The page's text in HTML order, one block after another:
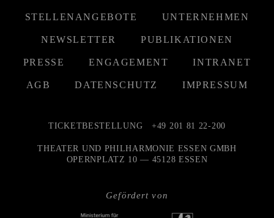
STELLENANGEBOTE UNTERNEHMEN
NEWSLETTER PUBLIKATIONEN
PRESSE ENGAGEMENT INTRANET
AGB DATENSCHUTZ IMPRESSUM
Gefördert von
TICKETBESTELLUNG +49 201 81 22-200
THEATER UND PHILHARMONIE ESSEN GMBH
OPERNPLATZ 10 — 45128 ESSEN